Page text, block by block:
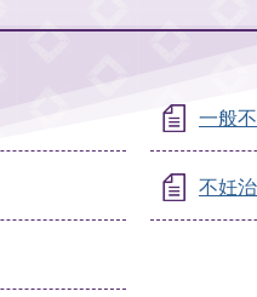
一般
不妊